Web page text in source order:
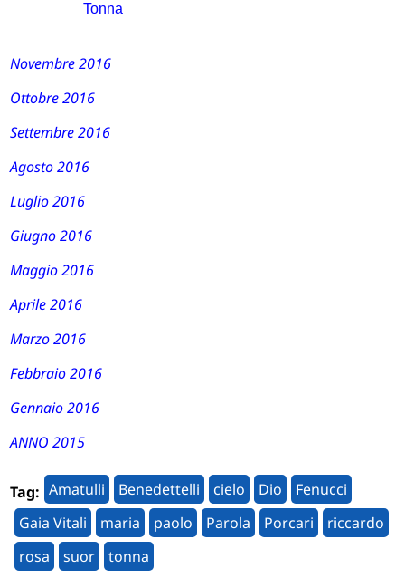
Tonna
Novembre 2016
Ottobre 2016
Settembre 2016
Agosto 2016
Luglio 2016
Giugno 2016
Maggio 2016
Aprile 2016
Marzo 2016
Febbraio 2016
Gennaio 2016
ANNO 2015
Tag: Amatulli Benedettelli cielo Dio
Fenucci
Gaia Vitali
maria paolo Parola Porcari
riccardo
rosa
suor tonna